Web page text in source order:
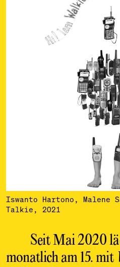
Iswanto Hartono, Malene
Talkie, 2021
Seit Mai 2020
monatlich am 15. mit